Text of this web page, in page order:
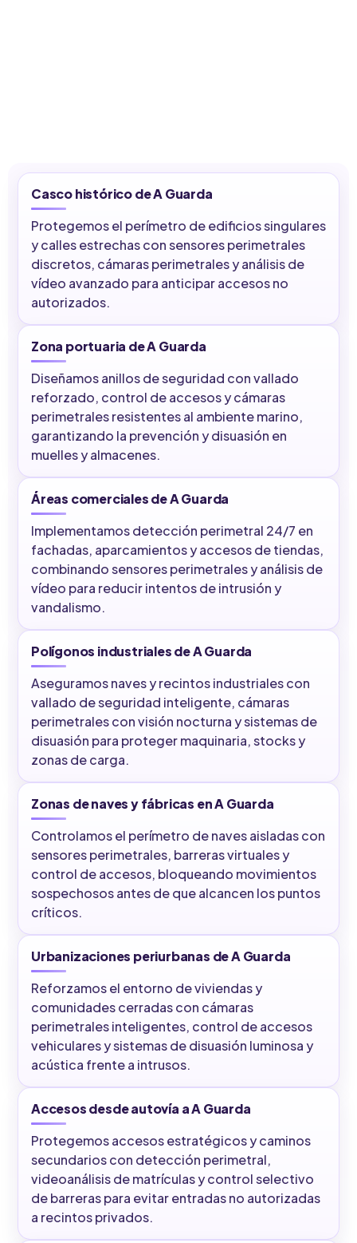
Casco histórico de A Guarda
Protegemos el perímetro de edificios singulares
y calles estrechas con sensores perimetrales
discretos, cámaras perimetrales y análisis de
vídeo avanzado para anticipar accesos no
autorizados.
Zona portuaria de A Guarda
Diseñamos anillos de seguridad con vallado
reforzado, control de accesos y cámaras
perimetrales resistentes al ambiente marino,
garantizando la prevención y disuasión en
muelles y almacenes.
Áreas comerciales de A Guarda
Implementamos detección perimetral 24/7 en
fachadas, aparcamientos y accesos de tiendas,
combinando sensores perimetrales y análisis de
vídeo para reducir intentos de intrusión y
vandalismo.
Polígonos industriales de A Guarda
Aseguramos naves y recintos industriales con
vallado de seguridad inteligente, cámaras
perimetrales con visión nocturna y sistemas de
disuasión para proteger maquinaria, stocks y
zonas de carga.
Zonas de naves y fábricas en A Guarda
Controlamos el perímetro de naves aisladas con
sensores perimetrales, barreras virtuales y
control de accesos, bloqueando movimientos
sospechosos antes de que alcancen los puntos
críticos.
Urbanizaciones periurbanas de A Guarda
Reforzamos el entorno de viviendas y
comunidades cerradas con cámaras
perimetrales inteligentes, control de accesos
vehiculares y sistemas de disuasión luminosa y
acústica frente a intrusos.
Accesos desde autovía a A Guarda
Protegemos accesos estratégicos y caminos
secundarios con detección perimetral,
videoanálisis de matrículas y control selectivo
de barreras para evitar entradas no autorizadas
a recintos privados.